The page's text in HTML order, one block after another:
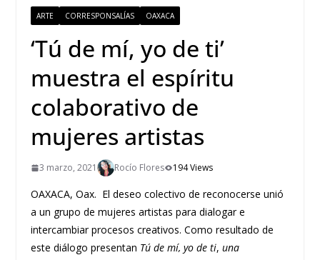
ARTE CORRESPONSALÍAS OAXACA
‘Tú de mí, yo de ti’
muestra el espíritu
colaborativo de
mujeres artistas
3 marzo, 2021 Rocío Flores 194 Views
OAXACA, Oax. El deseo colectivo de reconocerse unió
a un grupo de mujeres artistas para dialogar e
intercambiar procesos creativos. Como resultado de
este diálogo presentan Tú de mí, yo de ti, una